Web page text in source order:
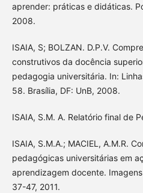
aprender: práticas e didáticas.
2008.
ISAIA, S; BOLZAN. D.P.V.
construtivos da docência
pedagogia universitária. In:
58. Brasília, DF: UnB, 2008.
ISAIA, S.M. A. Relatório final de
ISAIA, S.M.A.; MACIEL, A.M.R.
pedagógicas universitárias em
aprendizagem docente.
37-47, 2011.